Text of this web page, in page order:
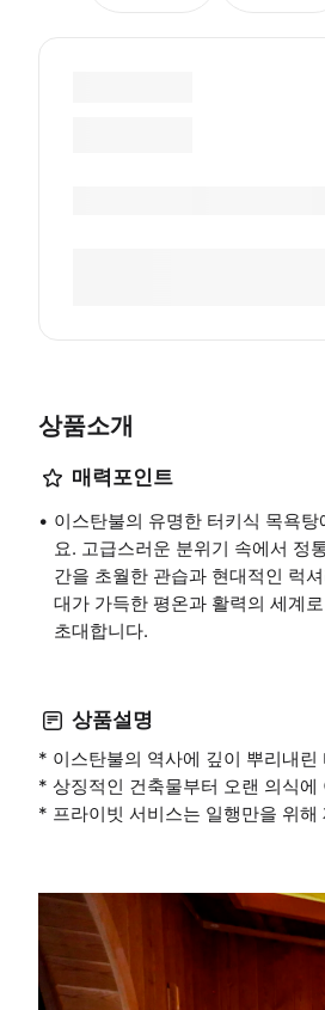
상품소개
매력포인트
이스탄불의 유명한 터키식 목욕
요. 고급스러운 분위기 속에서 정
간을 초월한 관습과 현대적인 럭
대가 가득한 평온과 활력의 세계
초대합니다.
상품설명
* 이스탄불의 역사에 깊이 뿌리내
* 상징적인 건축물부터 오랜 의식
* 프라이빗 서비스는 일행만을 위해